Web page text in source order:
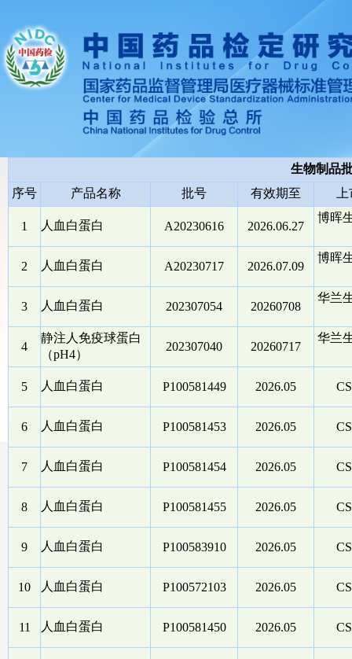
生物制品
序号
产品名称 批号 有效期至
1 人血白蛋白 A20230616 2026.06.27
博晖
2 人血白蛋白 A20230717 2026.07.09
博晖
3 人血白蛋白 202307054 20260708
华兰
4
静注人免疫球蛋白
（pH4）
202307040 20260717
华兰
5 人血白蛋白 P100581449 2026.05
6 人血白蛋白 P100581453 2026.05
7 人血白蛋白 P100581454 2026.05
8 人血白蛋白 P100581455 2026.05
9 人血白蛋白 P100583910 2026.05
10 人血白蛋白 P100572103 2026.05
11 人血白蛋白 P100581450 2026.05